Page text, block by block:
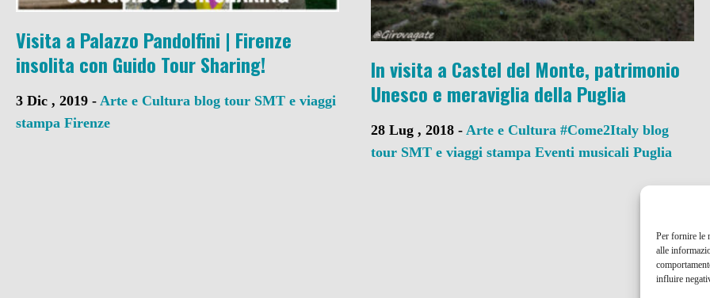
Per fornire le
alle
influire
Visita a Palazzo Pandolfini | Firenze
insolita con Guido Tour Sharing!
3 Dic , 2019 -Arte e Cultura blog tour SMT e viaggi
stampa Firenze
In visita a Castel del Monte, patrimonio
Unesco e meraviglia della Puglia
28 Lug , 2018 - Arte e Cultura #Come2Italy blog
tour SMT e viaggi stampa Eventi musicali Puglia